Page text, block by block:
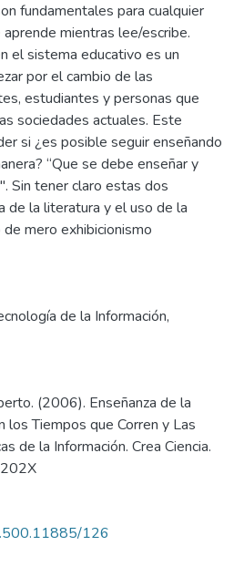
fundamentales para cualquier
mientras lee/escribe.
el sistema educativo es un
por el cambio de las
estudiantes y personas que
sociedades actuales. Este
si ¿es posible seguir enseñando
“Que se debe enseñar y
Sin tener claro estas dos
de la literatura y el uso de la
mero exhibicionismo
de la Información,
(2006). Enseñanza de la
los Tiempos que Corren y Las
de la Información. Crea Ciencia.
126